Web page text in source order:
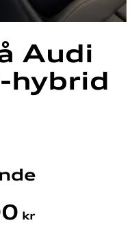
Audi
hybrid
kr